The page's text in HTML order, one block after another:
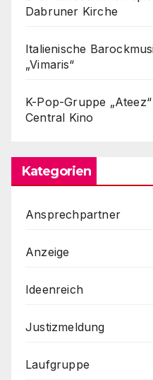
Dabruner Kirche
Italienische
„Vimaris“
K-Pop-Gruppe
Central Kino
Kategorien
Ansprechpartner
Anzeige
Ideenreich
Justizmeldung
Laufgruppe